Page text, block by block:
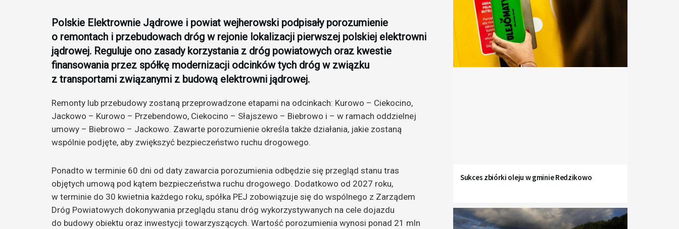
Polskie Elektrownie Jądrowe i powiat wejherowski podpisały porozumienie
o remontach i przebudowach dróg w rejonie lokalizacji pierwszej polskiej elektrowni
jądrowej. Reguluje ono zasady korzystania z dróg powiatowych oraz kwestie
finansowania przez spółkę modernizacji odcinków tych dróg w związku
z transportami związanymi z budową elektrowni jądrowej.
Remonty lub przebudowy zostaną przeprowadzone etapami na odcinkach: Kurowo – Ciekocino,
Jackowo – Kurowo – Przebendowo, Ciekocino – Słajszewo – Biebrowo i – w ramach oddzielnej
umowy – Biebrowo – Jackowo. Zawarte porozumienie określa także działania, jakie zostaną
wspólnie podjęte, aby zwiększyć bezpieczeństwo ruchu drogowego.
Ponadto w terminie 60 dni od daty zawarcia porozumienia odbędzie się przegląd stanu tras
objętych umową pod kątem bezpieczeństwa ruchu drogowego. Dodatkowo od 2027 roku,
w terminie do 30 kwietnia każdego roku, spółka PEJ zobowiązuje się do wspólnego z Zarządem
Dróg Powiatowych dokonywania przeglądu stanu dróg wykorzystywanych na cele dojazdu
do budowy obiektu oraz inwestycji towarzyszących. Wartość porozumienia wynosi ponad 21 mln
Sukces zbiórki oleju w gminie Redzikowo